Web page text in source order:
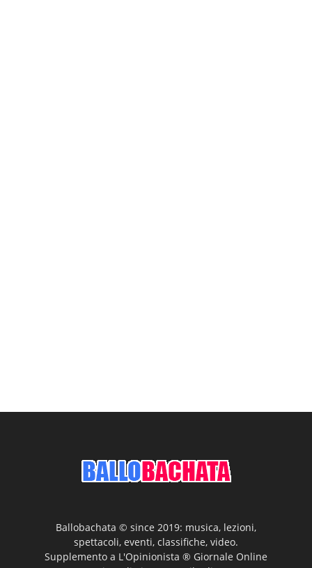
Ballobachata © since 2019: musica, lezioni,
spettacoli, eventi, classifiche, video.
Supplemento a L'Opinionista ® Giornale Online